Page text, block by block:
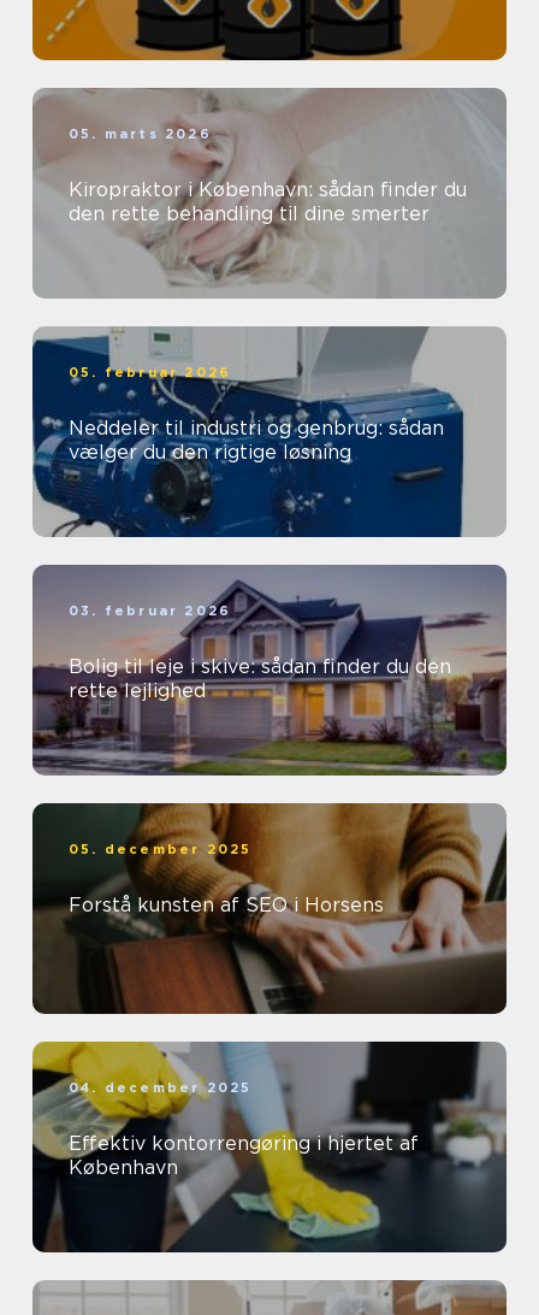
05. marts 2026
Kiropraktor i København: sådan finder du
den rette behandling til dine smerter
05. februar 2026
Neddeler til industri og genbrug: sådan
vælger du den rigtige løsning
03. februar 2026
Bolig til leje i skive: sådan finder du den
rette lejlighed
05. december 2025
Forstå kunsten af SEO i Horsens
04. december 2025
Effektiv kontorrengøring i hjertet af
København